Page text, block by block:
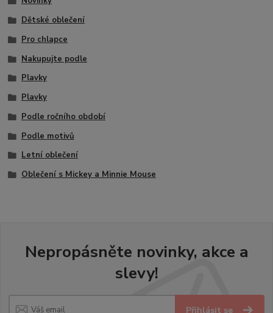
Dětské oblečení
Pro chlapce
Nakupujte podle
Plavky
Plavky
Podle ročního období
Podle motivů
Letní oblečení
Oblečení s Mickey a Minnie Mouse
Nepropásněte novinky, akce a
slevy!
Přihlásit se